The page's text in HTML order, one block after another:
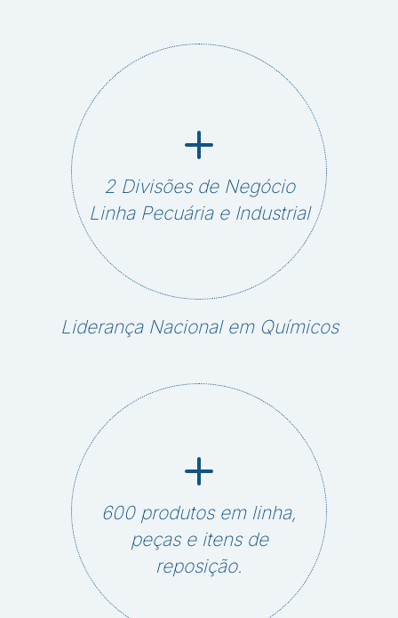
2 Divisões de Negócio
Linha Pecuária e Industrial
Liderança Nacional em Químicos
600 produtos em linha,
peças e itens de
reposição.